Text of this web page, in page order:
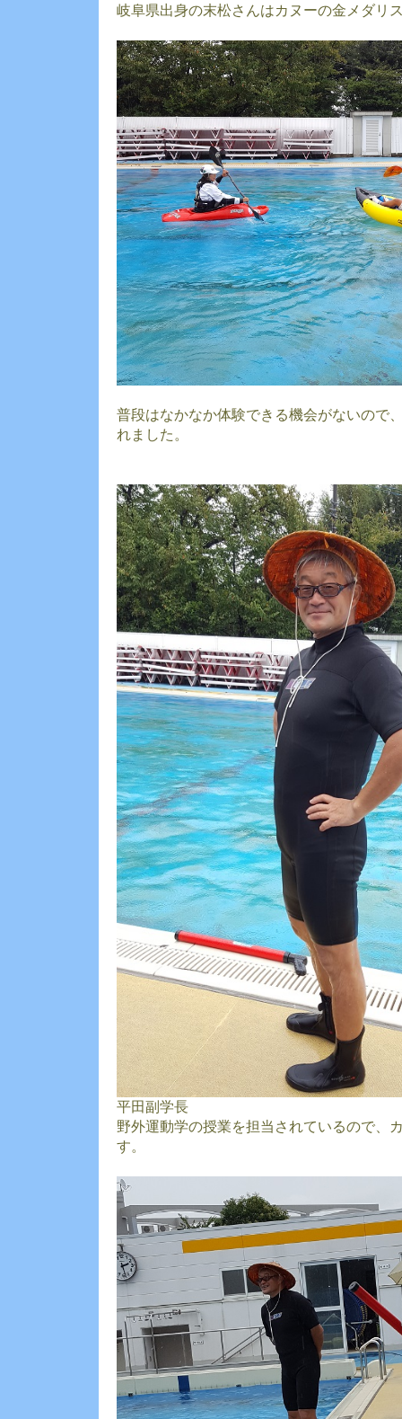
岐阜県出身の末松さんはカヌーの金メダリ
普段はなかなか体験できる機会がないので
れました。
平田副学長
野外運動学の授業を担当されているので、
す。